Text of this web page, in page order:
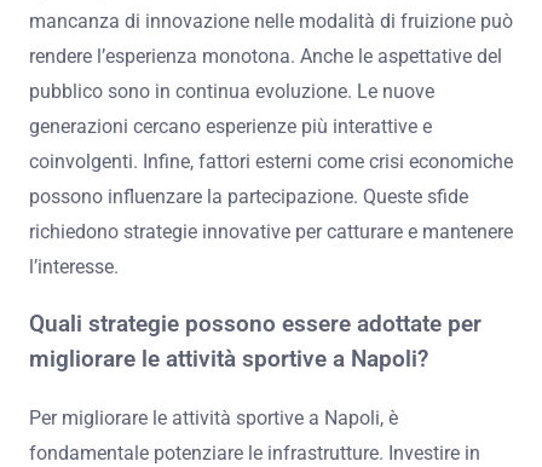
mancanza di innovazione nelle modalità di fruizione può
rendere l’esperienza monotona. Anche le aspettative del
pubblico sono in continua evoluzione. Le nuove
generazioni cercano esperienze più interattive e
coinvolgenti. Infine, fattori esterni come crisi economiche
possono influenzare la partecipazione. Queste sfide
richiedono strategie innovative per catturare e mantenere
l’interesse.
Quali strategie possono essere adottate per
migliorare le attività sportive a Napoli?
Per migliorare le attività sportive a Napoli, è
fondamentale potenziare le infrastrutture. Investire in